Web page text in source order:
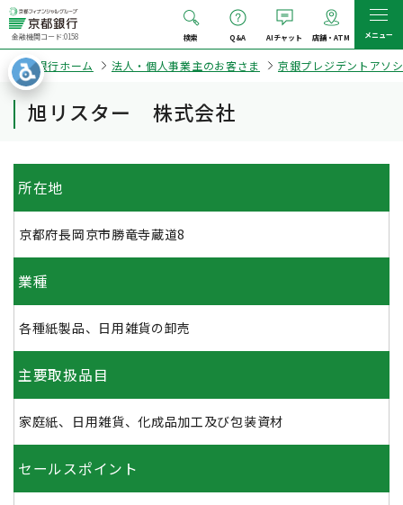
金融機関コード:0158 検索 Q&A AIチャット 店舗・ATM メニュー
京都銀行ホーム 法人・個人事業主のお客さま 京銀プレジデントアソ
旭リスター 株式会社
所在地
京都府長岡京市勝竜寺蔵道8
業種
各種紙製品、日用雑貨の卸売
主要取扱品目
家庭紙、日用雑貨、化成品加工及び包装資材
セールスポイント